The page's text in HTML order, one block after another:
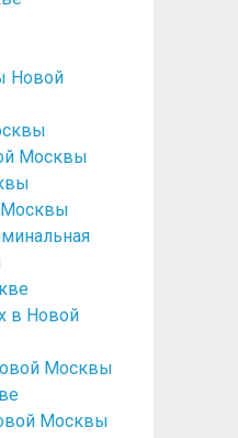
Новой
Москвы
Москвы
в Новой
Москвы
Москвы